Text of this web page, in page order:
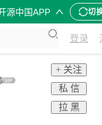
源中国APP 切
登录
+ 关注
私 信
拉 黑